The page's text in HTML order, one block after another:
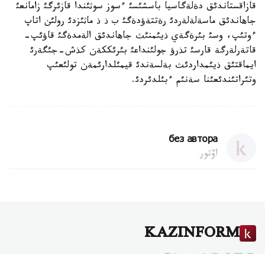
قازاقستاندئق دةلةگاسيا باسشئسئ ءسوز سوثئندا قازئرگئ زامانعئ
جاهاندئق ماسةلةلةردئ رةتتةؤدةگئ ب ذ ذ ماثئزدئ رولئن اتاپ
ءوتئپ، وسئ بئرةگةي ذيئمنئث جاهاندئق الةمدةگئ قاؤئپ-
قاتةرلةرگة قارسئ تذرؤ جولئنداعئ بئرئككةن كذش-جئگةرئ
ايماقتئق ذيئمداردئث بةلسةندئ قيمئلدارئمةن تولئعئپ
وتئراتئندئعئنا سةنئم ءبئلدئردئ.
без автора
اۆتور
KAZINFORM